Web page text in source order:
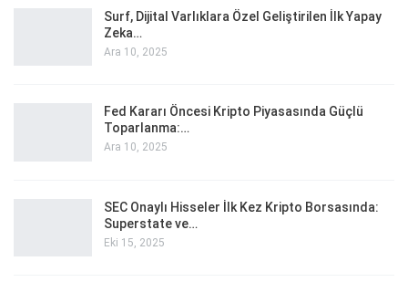
Surf, Dijital Varlıklara Özel Geliştirilen İlk Yapay
Zeka…
Ara 10, 2025
Fed Kararı Öncesi Kripto Piyasasında Güçlü
Toparlanma:…
Ara 10, 2025
SEC Onaylı Hisseler İlk Kez Kripto Borsasında:
Superstate ve…
Eki 15, 2025